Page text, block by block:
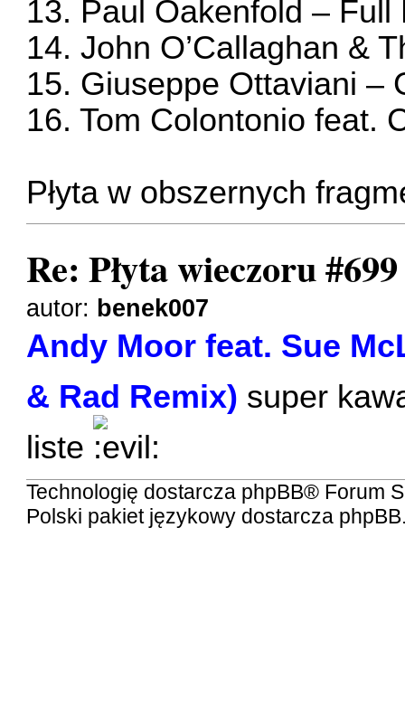
13. Paul Oakenfold – Full
14. John O’Callaghan &
15. Giuseppe Ottaviani –
16. Tom Colontonio feat.
Płyta w obszernych
Re: Płyta wieczoru #699
autor: benek007
Andy Moor feat. Sue
& Rad Remix) super
liste
Technologię dostarcza phpBB® Forum
Polski pakiet językowy dostarcza